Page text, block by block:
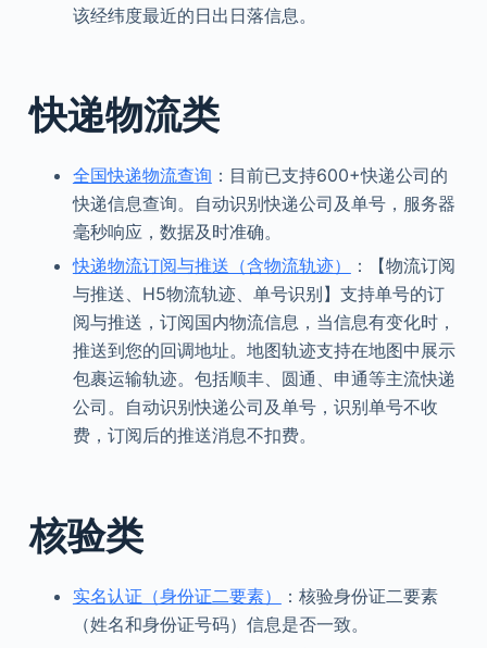
该经纬度最近的日出日落信息。
快递物流类
全国快递物流查询 ：目前已支持600+快递公司的
快递信息查询。自动识别快递公司及单号，服务器
毫秒响应，数据及时准确。
快递物流订阅与推送（含物流轨迹）
：【物流订阅
与推送、H5物流轨迹、单号识别】支持单号的订
阅与推送，订阅国内物流信息，当信息有变化时，
推送到您的回调地址。地图轨迹支持在地图中展示
包裹运输轨迹。包括顺丰、圆通、申通等主流快递
公司。自动识别快递公司及单号，识别单号不收
费，订阅后的推送消息不扣费。
核验类
实名认证（身份证二要素）
：核验身份证二要素
（姓名和身份证号码）信息是否一致。